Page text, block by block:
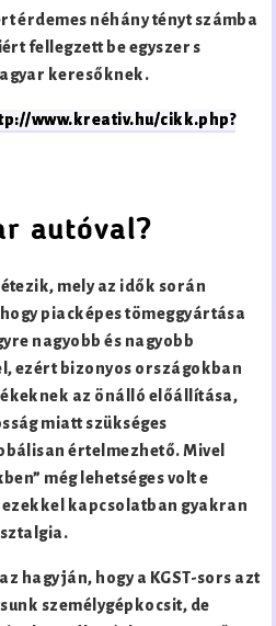
érdemes néhány tényt számba
fellegzett be egyszer s
keresőknek.
www.kreativ.hu/cikk.php?
autóval?
mely az idők során
piacképes tömeggyártása
nagyobb és nagyobb
ezért bizonyos országokban
az önálló előállítása,
miatt szükséges
értelmezhető. Mivel
még lehetséges volt e
kapcsolatban gyakran
hagyján, hogy a KGST-sors azt
személygépkocsit, de